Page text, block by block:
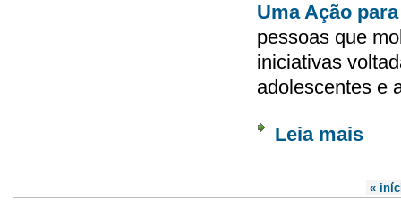
Uma Ação
pessoas que
iniciativas
adolescentes e
Leia mais
«